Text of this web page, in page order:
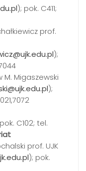
); pok. C411;
prof.
);
M. Migaszewski
);
C102; tel.
prof. UJK
); pok.